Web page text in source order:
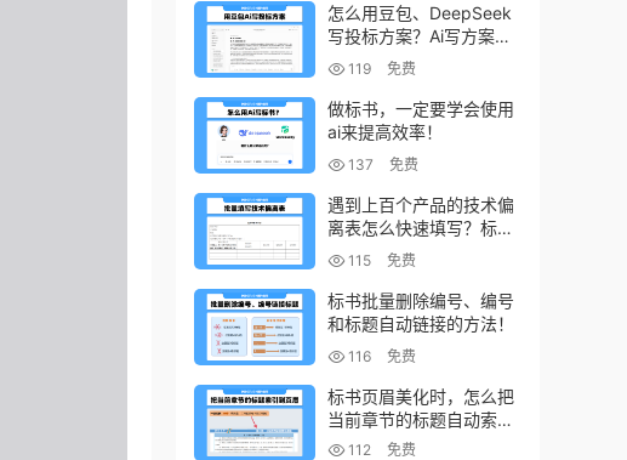
怎么用豆包、DeepSeek
写投标方案？Ai写方案的
小技巧
119 免费
做标书，一定要学会使用
ai来提高效率！
137 免费
遇到上百个产品的技术偏
离表怎么快速填写？标书
制作技巧！
115 免费
标书批量删除编号、编号
和标题自动链接的方法！
116 免费
标书页眉美化时，怎么把
当前章节的标题自动索引
到页眉上？
112 免费